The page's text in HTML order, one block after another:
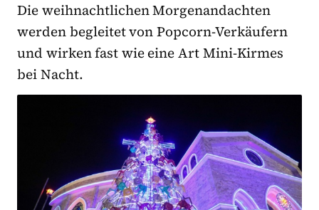
Die weihnachtlichen Morgenandachten
werden begleitet von Popcorn-Verkäufern
und wirken fast wie eine Art Mini-Kirmes
bei Nacht.